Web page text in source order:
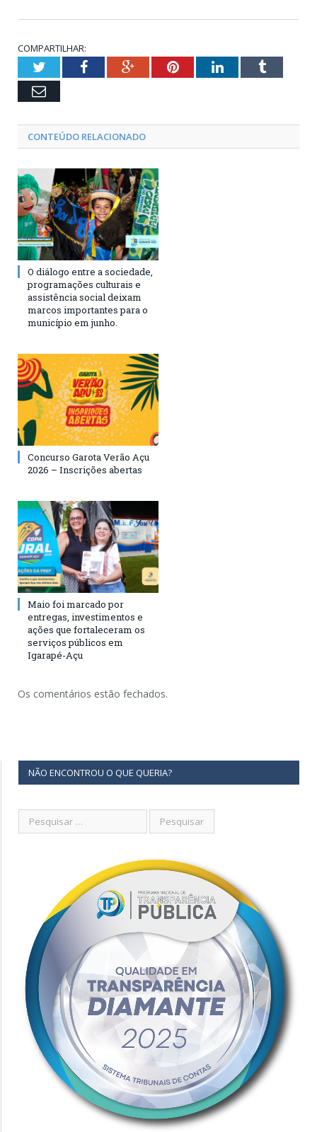
COMPARTILHAR:
TwitterFacebookGoogle+PinterestLinkedInTumblr
Email
CONTEÚDO RELACIONADO
O diálogo entre a sociedade,
programações culturais e
assistência social deixam
marcos importantes para o
município em junho.
Concurso Garota Verão Açu
2026 – Inscrições abertas
Maio foi marcado por
entregas, investimentos e
ações que fortaleceram os
serviços públicos em
Igarapé-Açu
Os comentários estão fechados.
NÃO ENCONTROU O QUE QUERIA?